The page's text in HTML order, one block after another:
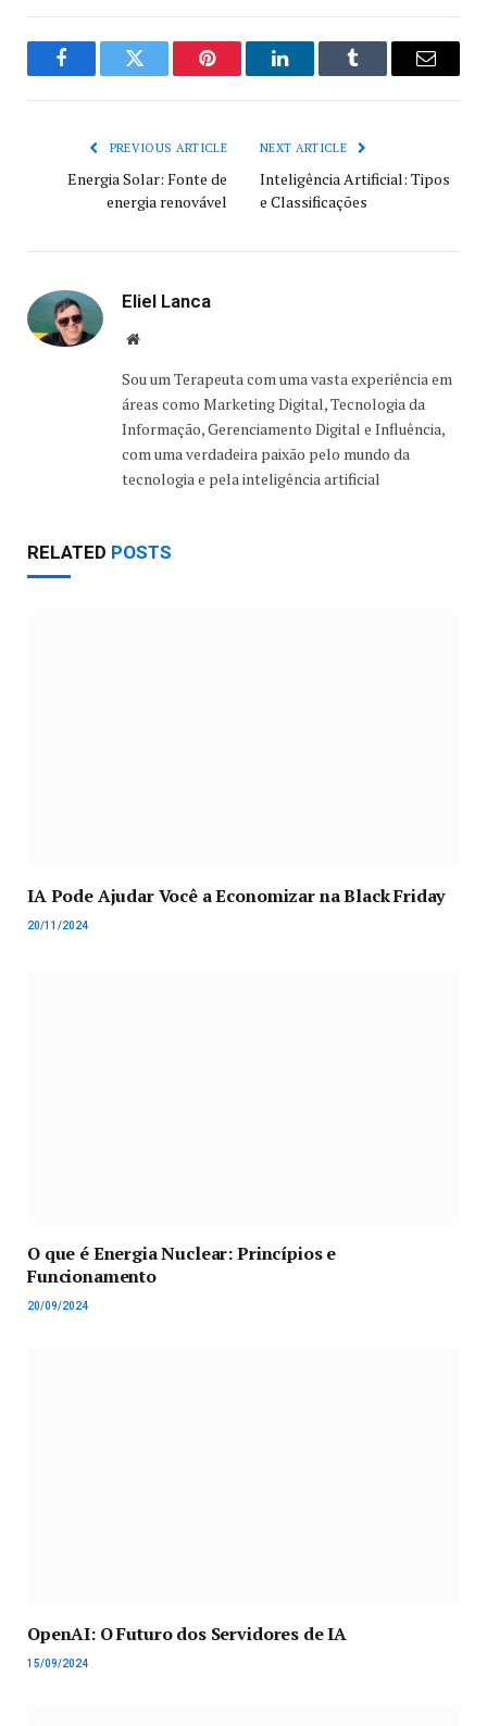
FacebookTwitter Pinterest LinkedInTumblr Email
PREVIOUS ARTICLE
Energia Solar: Fonte de
energia renovável
NEXT ARTICLE
Inteligência Artificial: Tipos
e Classificações
Eliel Lanca
Website
Sou um Terapeuta com uma vasta experiência em
áreas como Marketing Digital, Tecnologia da
Informação, Gerenciamento Digital e Influência,
com uma verdadeira paixão pelo mundo da
tecnologia e pela inteligência artificial
RELATED POSTS
IA Pode Ajudar Você a Economizar na Black Friday
20/11/2024
O que é Energia Nuclear: Princípios e
Funcionamento
20/09/2024
OpenAI: O Futuro dos Servidores de IA
15/09/2024